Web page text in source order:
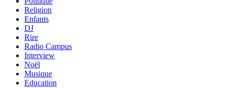
Religion
Enfants
DJ
Rire
Radio Campus
Interview
Noël
Musique
Education